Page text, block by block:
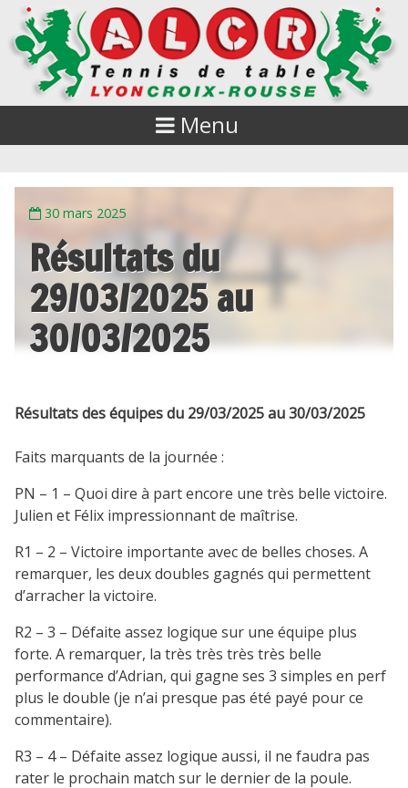
Menu
30 mars 2025
Résultats du
29/03/2025 au
30/03/2025
Résultats des équipes du 29/03/2025 au 30/03/2025
Faits marquants de la journée :
PN – 1 – Quoi dire à part encore une très belle victoire.
Julien et Félix impressionnant de maîtrise.
R1 – 2 – Victoire importante avec de belles choses. A
remarquer, les deux doubles gagnés qui permettent
d’arracher la victoire.
R2 – 3 – Défaite assez logique sur une équipe plus
forte. A remarquer, la très très très très belle
performance d’Adrian, qui gagne ses 3 simples en perf
plus le double (je n’ai presque pas été payé pour ce
commentaire).
R3 – 4 – Défaite assez logique aussi, il ne faudra pas
rater le prochain match sur le dernier de la poule.